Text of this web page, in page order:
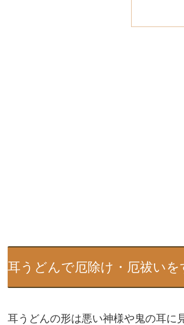
耳うどんで厄除け・厄祓いを
耳うどんの形は悪い神様や鬼の耳に